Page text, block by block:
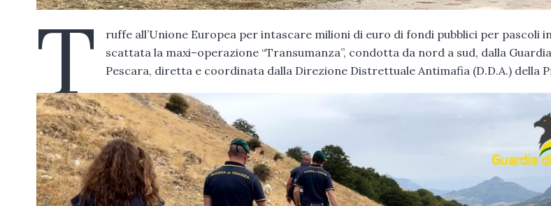
T
ruffe all’Unione Europea per intascare milioni di euro di fondi pubblici per pascoli
scattata la maxi–operazione “Transumanza”, condotta da nord a sud, dalla
Pescara, diretta e coordinata dalla Direzione Distrettuale Antimafia (D.D.A.) della